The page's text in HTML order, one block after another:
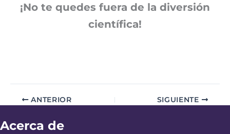
¡No te quedes fuera de la diversión
científica!
ANTERIOR SIGUIENTE
Acerca de